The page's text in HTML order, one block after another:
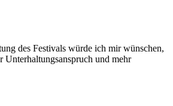
des Festivals würde ich mir wünschen,
und mehr